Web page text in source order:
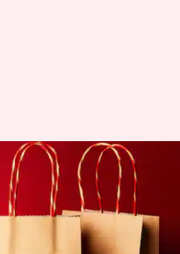
దినోత్సవం: